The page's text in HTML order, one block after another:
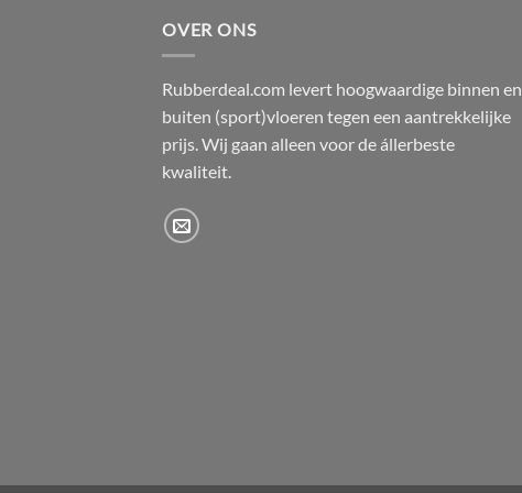
OVER ONS
Rubberdeal.com levert hoogwaardige binnen en
buiten (sport)vloeren tegen een aantrekkelijke
prijs. Wij gaan alleen voor de állerbeste
kwaliteit.